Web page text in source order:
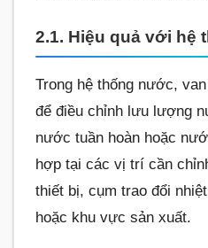
2.1. Hiệu quả với hệ
Trong hệ thống nước,
để điều chỉnh lưu lượng
nước tuần hoàn hoặc
hợp tại các vị trí cần
thiết bị, cụm trao đổi
hoặc khu vực sản xuất.